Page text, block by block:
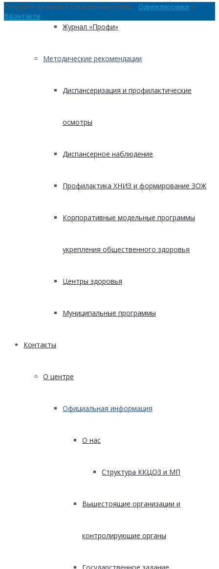
Журнал «Профи»
Методические рекомендации
Диспансеризация и профилактические
осмотры
Диспансерное наблюдение
Профилактика ХНИЗ и формирование ЗОЖ
Корпоративные модельные программы
укрепления общественного здоровья
Центры здоровья
Муниципальные программы
Контакты
О центре
Официальная информация
О нас
Структура ККЦОЗ и МП
Вышестоящие организации и
контролирующие органы
Следуйте за нами в социальных сетях: Одноклассники и
ВКонтакте